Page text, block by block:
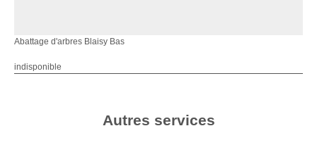
Abattage d'arbres Blaisy Bas
indisponible
Autres services